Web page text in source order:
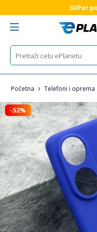
SUPer
Početna Telefoni i oprema
-52%